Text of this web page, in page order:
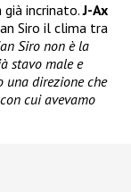
già incrinato.J-Ax
Siro il clima tra
Siro non è la
stavo male e
una direzione che
cui avevamo